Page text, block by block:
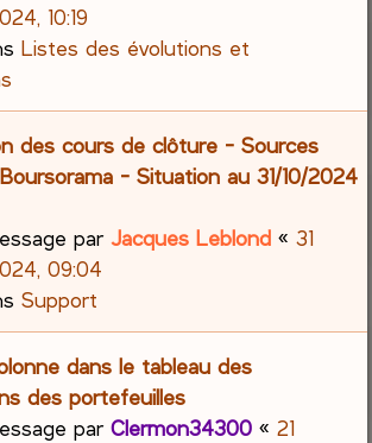
10:19
Listes des évolutions et
des cours de clôture - Sources
- Situation au 31/10/2024
parJacques Leblond «31
09:04
Support
dans le tableau des
des portefeuilles
parClermon34300 «21